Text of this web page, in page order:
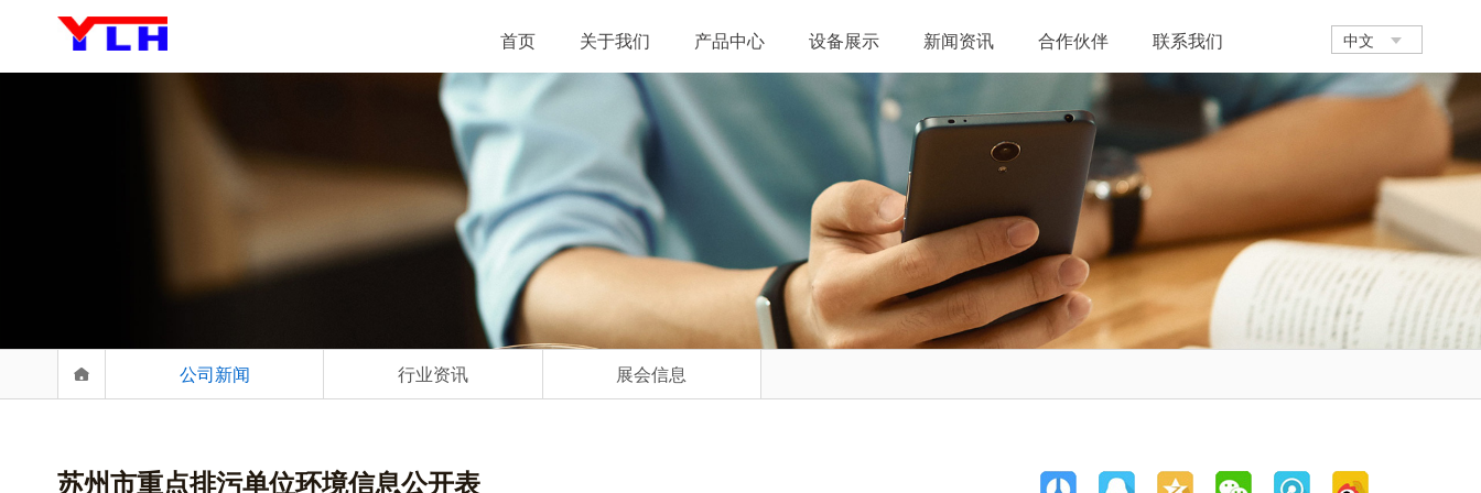
中文
首页 关于我们 产品中心 设备展示 新闻资讯 合作伙伴 联系我们
公司新闻 行业资讯 展会信息
苏州市重点排污单位环境信息公开表